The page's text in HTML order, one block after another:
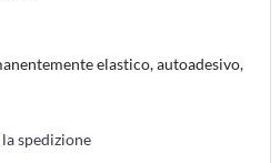
elastico, autoadesivo,
spedizione